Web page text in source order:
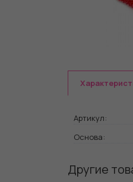
Артикул:
Основа:
Другие